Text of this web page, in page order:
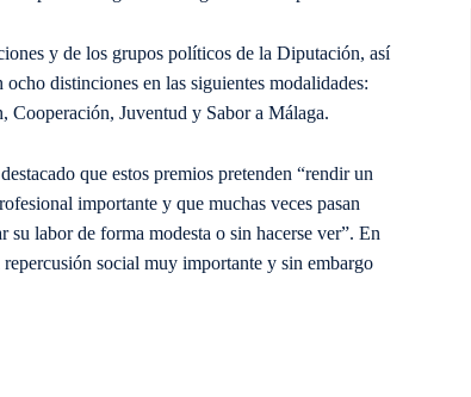
y de los grupos políticos de la Diputación, así
distinciones en las siguientes modalidades:
Juventud y Sabor a Málaga.
que estos premios pretenden “rendir un
importante y que muchas veces pasan
su labor de forma modesta o sin hacerse ver”. En
social muy importante y sin embargo